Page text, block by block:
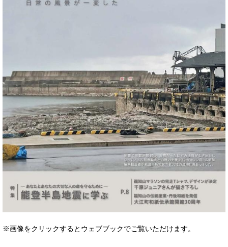
※画像をクリックするとウェブブックでご覧いただけます。